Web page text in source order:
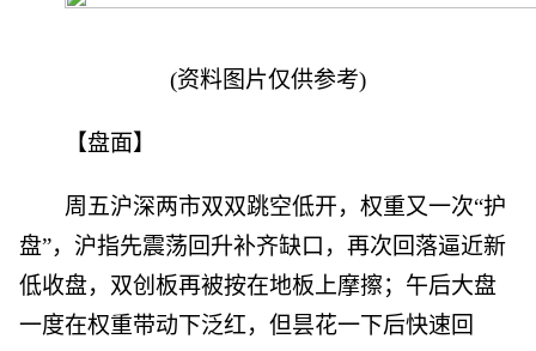
(资料图片仅供参考)
【盘面】
周五沪深两市双双跳空低开，权重又一次“护
盘”，沪指先震荡回升补齐缺口，再次回落逼近新
低收盘，双创板再被按在地板上摩擦；午后大盘
一度在权重带动下泛红，但昙花一下后快速回